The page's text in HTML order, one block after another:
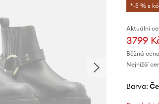
*-5 % s
Aktuální
3799
Běžná
Nejnižší
Barva: